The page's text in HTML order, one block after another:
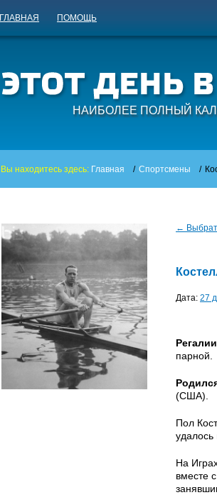
ГЛАВНАЯ ПОМОЩЬ
НАИБОЛЕЕ ПОЛНЫЙ
Вы находитесь здесь: Главная / Спортсмены /
←
Дата: 27
парной.
(США).
Пол
На
вместе